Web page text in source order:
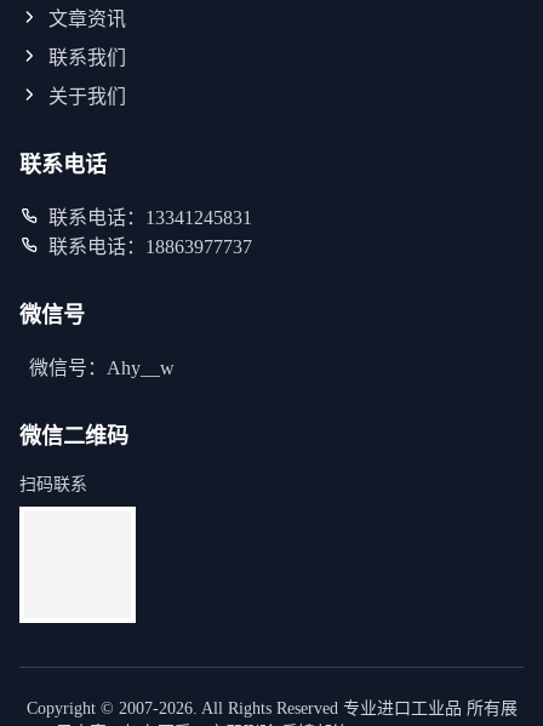
文章资讯
联系我们
关于我们
联系电话
联系电话：13341245831
联系电话：18863977737
微信号
微信号：Ahy__w
微信二维码
扫码联系
Copyright © 2007-2026. All Rights Reserved 专业进口工业品 所有展